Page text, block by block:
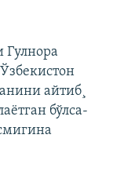
Гулнора
айтиб¸
бўлса-